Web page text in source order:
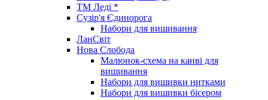
ТМ Леді *
Сузір'я Єдинорога
Набори для вишивання
ЛанСвіт
Нова Слобода
Малюнок-схема на канві для
вишивання
Набори для вишивки нитками
Набори для вишивки бісером